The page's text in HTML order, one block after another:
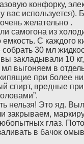
конфорку,
вас используется).
желательно .
самогона из
емкость. С каждого
30 мл
закладывали 10
выгоняем в
при более
спирт, вредные
нельзя! Это яд.
закрываем,
глаз.
в бачок